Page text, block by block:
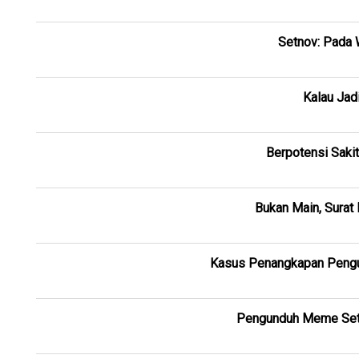
Setnov: Pada
Kalau
Berpotensi
Bukan Main,
Kasus Penangkapan
Pengunduh Meme